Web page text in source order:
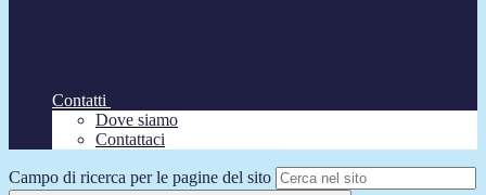
Contatti
Dove siamo
Contattaci
Campo di ricerca per le pagine del sito